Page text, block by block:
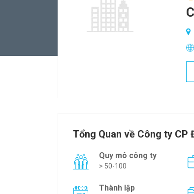
Tổng Quan về Công ty CP
Quy mô công ty
> 50-100
Thành lập